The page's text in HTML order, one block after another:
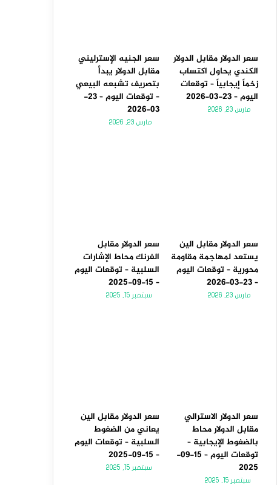
سعر الدولار مقابل الدولار
الكندي يحاول اكتساب
زخماً إيجابياً – توقعات
اليوم – 23-03-2026
مارس 23, 2026
سعر الجنيه الإسترليني
مقابل الدولار يبدأ
بتصريف تشبعه البيعي
– توقعات اليوم – 23-
03-2026
مارس 23, 2026
سعر الدولار مقابل الين
يستعد لمهاجمة مقاومة
محورية – توقعات اليوم
– 23-03-2026
مارس 23, 2026
سعر الدولار مقابل
الفرنك محاط الإشارات
السلبية – توقعات اليوم
– 15-09-2025
سبتمبر 15, 2025
سعر الدولار الاسترالي
مقابل الدولار محاط
بالضغوط الإيجابية –
توقعات اليوم – 15-09-
2025
سبتمبر 15, 2025
سعر الدولار مقابل الين
يعاني من الضغوط
السلبية – توقعات اليوم
– 15-09-2025
سبتمبر 15, 2025